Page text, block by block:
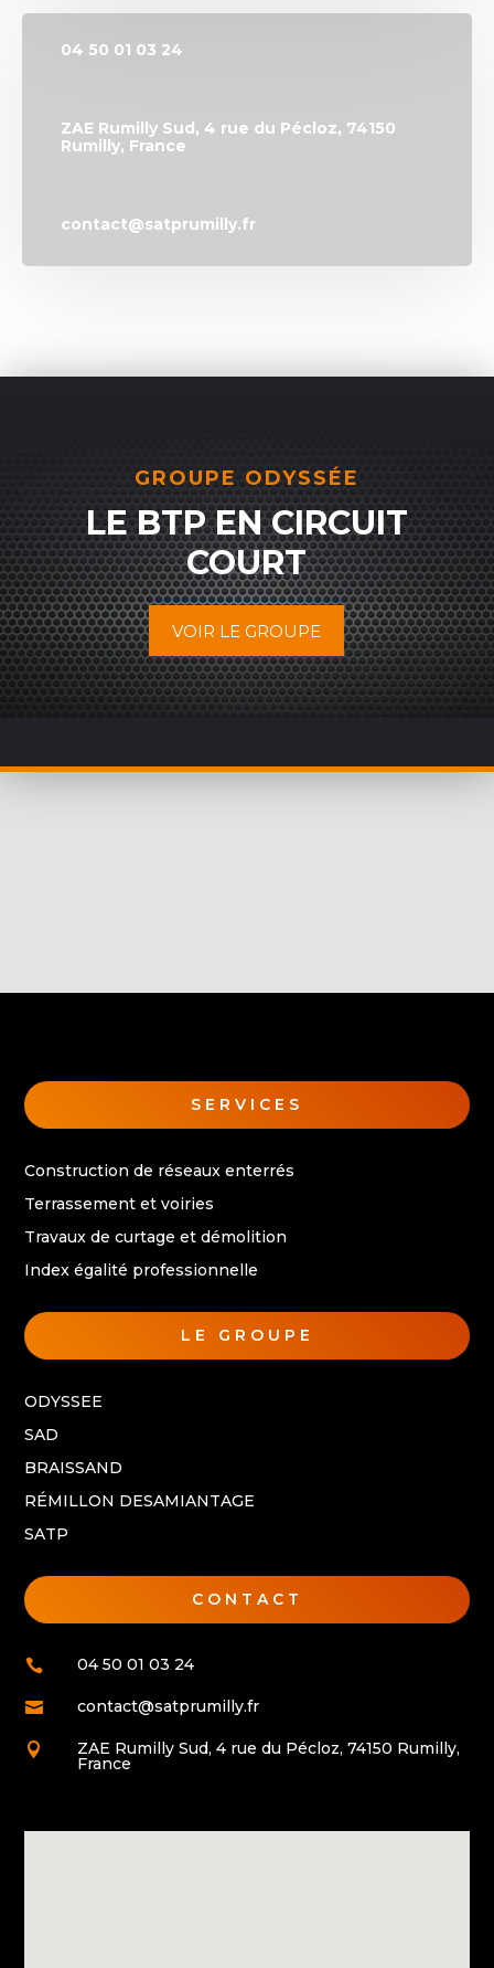
04 50 01 03 24
ZAE Rumilly Sud, 4 rue du Pécloz, 74150
Rumilly, France
contact@satprumilly.fr
GROUPE ODYSSÉE
LE BTP EN CIRCUIT
COURT
VOIR LE GROUPE
SERVICES
Construction de réseaux enterrés
Terrassement et voiries
Travaux de curtage et démolition
Index égalité professionnelle
LE GROUPE
ODYSSEE
SAD
BRAISSAND
RÉMILLON DESAMIANTAGE
SATP
CONTACT
 04 50 01 03 24
 contact@satprumilly.fr
 ZAE Rumilly Sud, 4 rue du Pécloz, 74150 Rumilly,
France